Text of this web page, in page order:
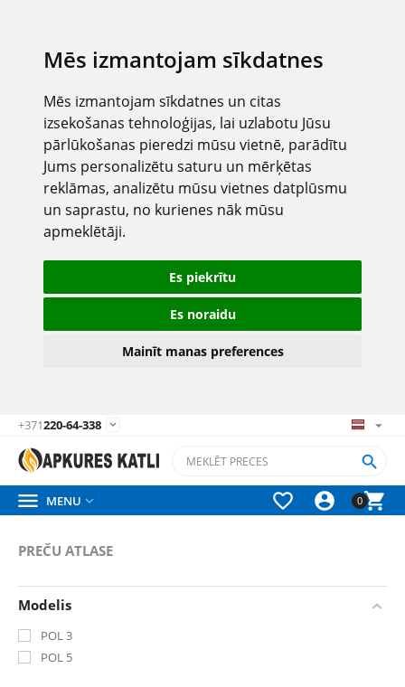
Mēs izmantojam sīkdatnes
Mēs izmantojam sīkdatnes un citas
izsekošanas tehnoloģijas, lai uzlabotu Jūsu
pārlūkošanas pieredzi mūsu vietnē, parādītu
Jums personalizētu saturu un mērķētas
reklāmas, analizētu mūsu vietnes datplūsmu
un saprastu, no kurienes nāk mūsu
apmeklētāji.
Es piekrītu
Es noraidu
Mainīt manas preferences
+371220-64-338 
0



 MENU 
PREČU ATLASE
Modelis
POL 3
POL 5